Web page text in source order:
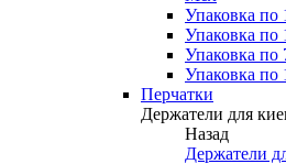
Упаковка по
Упаковка по
Упаковка по
Упаковка по
Перчатки
Держатели для
Назад
Держатели